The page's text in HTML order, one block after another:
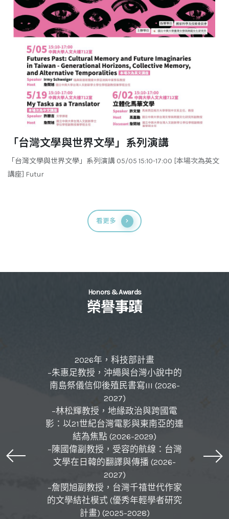
「台灣文學與世界文學」系列演講
「台灣文學與世界文學」系列演講 05/05 15:10-17:00 [本場次為英文
講座] Futur
看更多
Honors & Awards
榮譽事蹟
2026年，科技部計畫
–朱惠足教授，沖繩與台灣小說中的
南島祭儀信仰後殖民書寫III (2026-
2027)
–林松輝教授，地緣政治與跨國電
影：以21世紀台灣電影與東南亞的連
結為焦點 (2026-2029)
–陳國偉副教授，受容的航線：台灣
文學在日韓的翻譯與傳播 (2026-
2027)
–詹閔旭副教授，台灣千禧世代作家
的文學結社模式 (優秀年輕學者研究
計畫) (2025-2028)